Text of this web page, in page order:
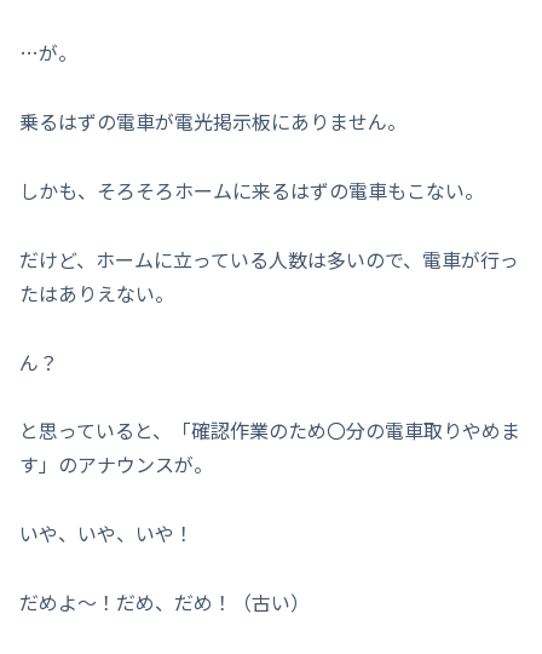
…が。
乗るはずの電車が電光掲示板にありません。
しかも、そろそろホームに来るはずの電車もこない。
だけど、ホームに立っている人数は多いので、電車が行っ
たはありえない。
ん？
と思っていると、「確認作業のため〇分の電車取りやめま
す」のアナウンスが。
いや、いや、いや！
だめよ～！だめ、だめ！（古い）